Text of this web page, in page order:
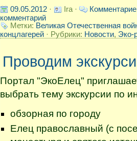
09.05.2012 · Ira ·
комментарий
Метки: Великая Отечественная
концлагерей · Рубрики: Новости, Эко-
Проводим
Портал "ЭкоЕлец"
выбрать тему экскурсии по
обзорная по городу
Елец православный (с